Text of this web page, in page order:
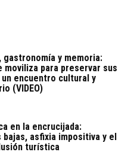
gastronomía y memoria:
moviliza para preservar sus
encuentro cultural y
(VIDEO)
en la encrucijada:
bajas, asfixia impositiva y el
turística